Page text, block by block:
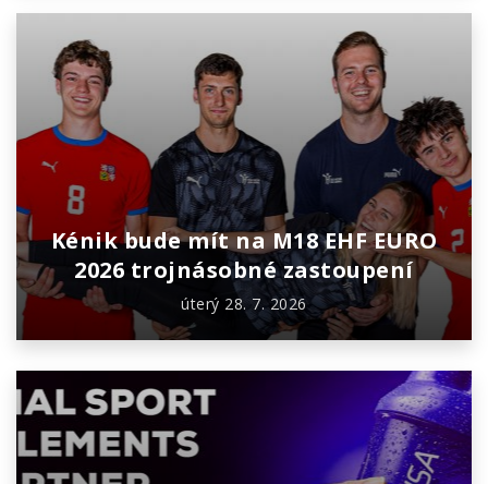
Kénik bude mít na M18 EHF EURO
2026 trojnásobné zastoupení
úterý 28. 7. 2026